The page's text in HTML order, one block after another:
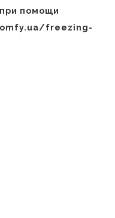
помощи
freezing-